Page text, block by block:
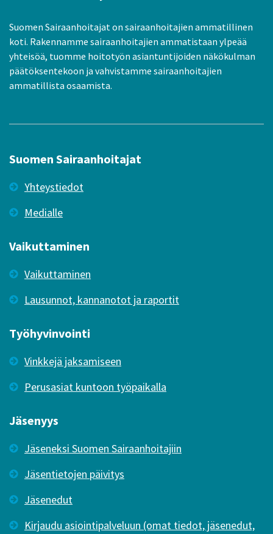
Suomen Sairaanhoitajat on sairaanhoitajien ammatillinen
koti. Rakennamme sairaanhoitajien ammatistaan ylpeää
yhteisöä, tuomme hoitotyön asiantuntijoiden näkökulman
päätöksentekoon ja vahvistamme sairaanhoitajien
ammatillista osaamista.
Suomen Sairaanhoitajat
Yhteystiedot
Medialle
Vaikuttaminen
Vaikuttaminen
Lausunnot, kannanotot ja raportit
Työhyvinvointi
Vinkkejä jaksamiseen
Perusasiat kuntoon työpaikalla
Jäsenyys
Jäseneksi Suomen Sairaanhoitajiin
Jäsentietojen päivitys
Jäsenedut
Kirjaudu asiointipalveluun (omat tiedot, jäsenedut,